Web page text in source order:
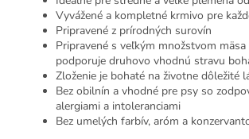
Vyvážené a kompletné krmivo pre
Pripravené z prírodných surovín
Pripravené s veľkým množstvom
podporuje druhovo vhodnú stravu
Zloženie je bohaté na životne dôležité
Bez obilnín a vhodné pre psy so
alergiami a intoleranciami
Bez umelých farbív, aróm a